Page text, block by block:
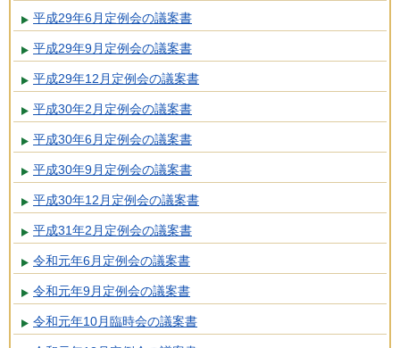
平成29年6月定例会の議案書
平成29年9月定例会の議案書
平成29年12月定例会の議案書
平成30年2月定例会の議案書
平成30年6月定例会の議案書
平成30年9月定例会の議案書
平成30年12月定例会の議案書
平成31年2月定例会の議案書
令和元年6月定例会の議案書
令和元年9月定例会の議案書
令和元年10月臨時会の議案書